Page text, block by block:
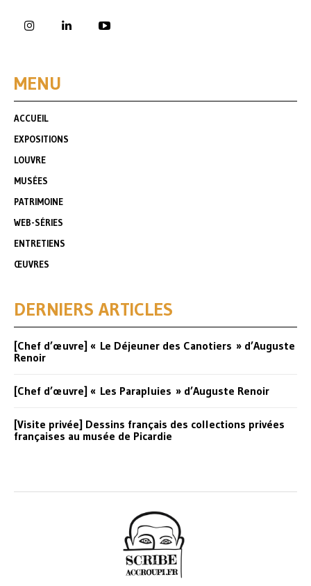
MENU
ACCUEIL
EXPOSITIONS
LOUVRE
MUSÉES
PATRIMOINE
WEB-SÉRIES
ENTRETIENS
ŒUVRES
DERNIERS ARTICLES
[Chef d’œuvre] « Le Déjeuner des Canotiers » d’Auguste
Renoir
[Chef d’œuvre] « Les Parapluies » d’Auguste Renoir
[Visite privée] Dessins français des collections privées
françaises au musée de Picardie